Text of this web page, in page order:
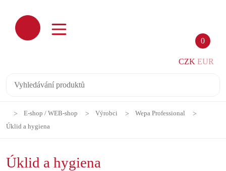
0
CZK EUR
E-shop / WEB-shop Výrobci
Wepa Professional
Úklid a hygiena
Úklid a hygiena